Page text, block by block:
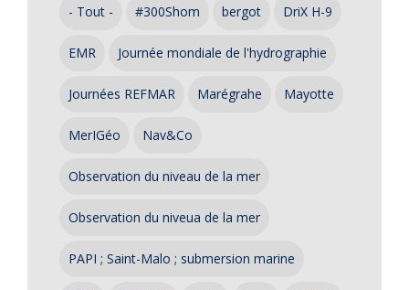
- Tout - #300Shom bergot DriX H-9
EMR Journée mondiale de l'hydrographie
Journées REFMAR Marégrahe Mayotte
MerIGéo Nav&Co
Observation du niveau de la mer
Observation du niveua de la mer
PAPI ; Saint-Malo ; submersion marine